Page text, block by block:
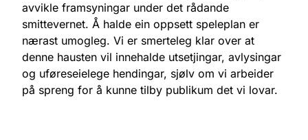
avvikle framsyningar under det rådande
smittevernet. Å halde ein oppsett speleplan er
nærast umogleg. Vi er smerteleg klar over at
denne hausten vil innehalde utsetjingar, avlysingar
og uføreseielege hendingar, sjølv om vi arbeider
på spreng for å kunne tilby publikum det vi lovar.